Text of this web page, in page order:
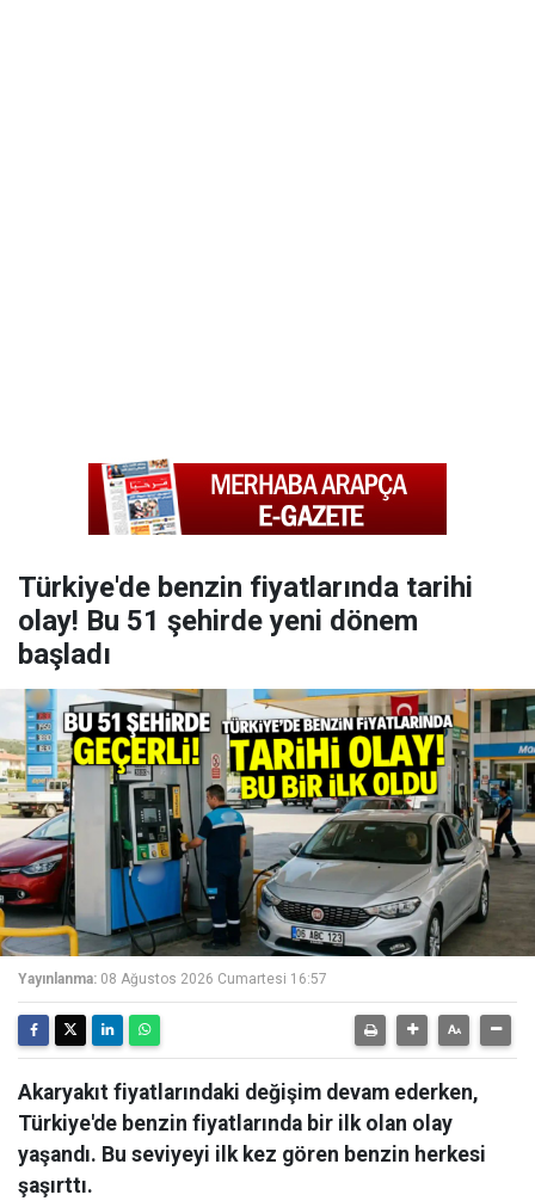
Türkiye'de benzin fiyatlarında tarihi
olay! Bu 51 şehirde yeni dönem
başladı
Yayınlanma: 08 Ağustos 2026 Cumartesi 16:57
Akaryakıt fiyatlarındaki değişim devam ederken,
Türkiye'de benzin fiyatlarında bir ilk olan olay
yaşandı. Bu seviyeyi ilk kez gören benzin herkesi
şaşırttı.